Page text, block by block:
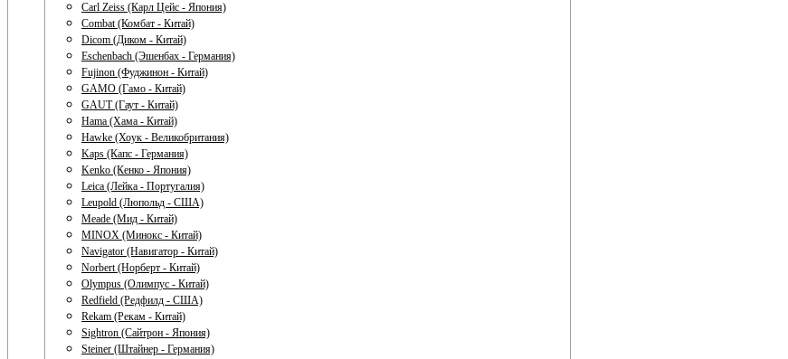
Carl Zeiss (Карл Цейс - Япония)
Combat (Комбат - Китай)
Dicom (Диком - Китай)
Eschenbach (Эшенбах - Германия)
Fujinon (Фуджинон - Китай)
GAMO (Гамо - Китай)
GAUT (Гаут - Китай)
Hama (Хама - Китай)
Hawke (Хоук - Великобритания)
Kaps (Капс - Германия)
Kenko (Кенко - Япония)
Leica (Лейка - Португалия)
Leupold (Люпольд - США)
Meade (Мид - Китай)
MINOX (Минокс - Китай)
Navigator (Навигатор - Китай)
Norbert (Норберт - Китай)
Olympus (Олимпус - Китай)
Redfield (Редфилд - США)
Rekam (Рекам - Китай)
Sightron (Сайтрон - Япония)
Steiner (Штайнер - Германия)